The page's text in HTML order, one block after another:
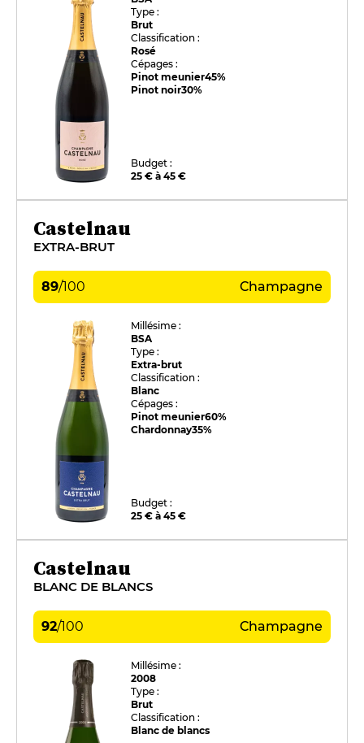
Type :
Brut
Classification :
Rosé
Cépages :
Pinot meunier45%
Pinot noir30%
Budget :
25 € à 45 €
Castelnau
EXTRA-BRUT
89/100 Champagne
Millésime :
BSA
Type :
Extra-brut
Classification :
Blanc
Cépages :
Pinot meunier60%
Chardonnay35%
Budget :
25 € à 45 €
Castelnau
BLANC DE BLANCS
92/100 Champagne
Millésime :
2008
Type :
Brut
Classification :
Blanc de blancs